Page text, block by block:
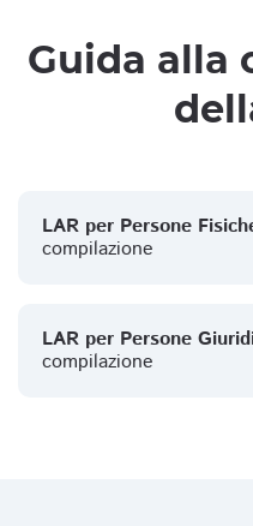
Guida alla
LAR per Persone
compilazione
LAR per Persone
compilazione